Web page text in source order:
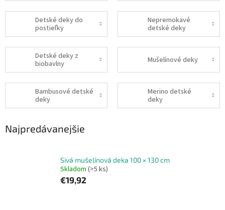
Detské deky do
postieľky
Nepremokavé
detské deky
Detské deky z
biobavlny
Mušelínové deky
Bambusové detské
deky
Merino detské
deky
Najpredávanejšie
Sivá mušelínová deka 100 × 130 cm
Skladom (>5 ks)
€19,92